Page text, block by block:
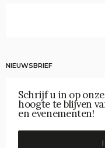
NIEUWSBRIEF
Schrijf u in op
hoogte te blijven
en evenementen!